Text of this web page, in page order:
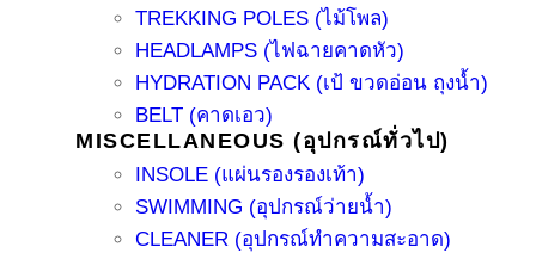
TREKKING POLES (ไม้โพล)
HEADLAMPS (ไฟฉายคาดหัว)
HYDRATION PACK (เป้ ขวดอ่อน ถุงน้ำ)
BELT (คาดเอว)
MISCELLANEOUS (อุปกรณ์ทั่วไป)
INSOLE (แผ่นรองรองเท้า)
SWIMMING (อุปกรณ์ว่ายน้ำ)
CLEANER (อุปกรณ์ทำความสะอาด)